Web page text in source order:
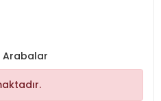
Arabalar